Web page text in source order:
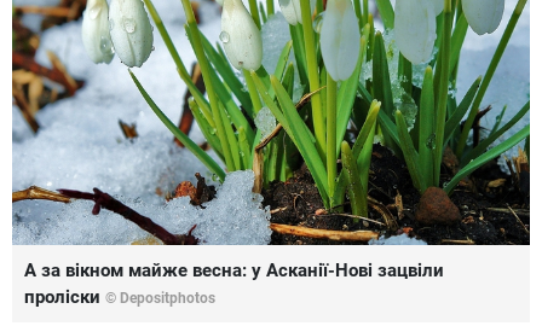
А за вікном майже весна: у Асканії-Нові зацвіли
проліски © Depositphotos